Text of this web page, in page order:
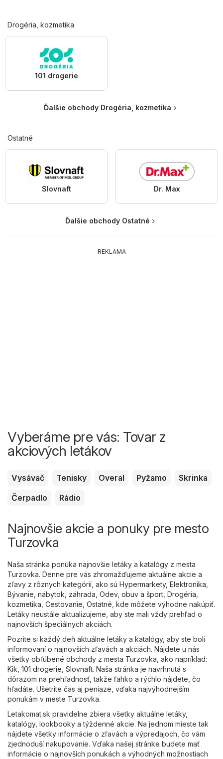
Drogéria, kozmetika
101 drogerie
Ďalšie obchody Drogéria, kozmetika
Ostatné
Slovnaft Dr. Max
Ďalšie obchody Ostatné
REKLAMA
Vyberáme pre vás: Tovar z
akciových letákov
Vysávač Tenisky Overal Pyžamo
Skrinka
Čerpadlo
Rádio
Najnovšie akcie a ponuky pre mesto
Turzovka
Naša stránka ponúka najnovšie letáky a katalógy z mesta
Turzovka. Denne pre vás zhromažďujeme aktuálne akcie a
zľavy z rôznych kategórií, ako sú Hypermarkety, Elektronika
Bývanie, nábytok, záhrada Odev, obuv a šport Drogéria,
kozmetika Cestovanie Ostatné , kde môžete výhodne nakúpiť.
Letáky neustále aktualizujeme, aby ste mali vždy prehľad o
najnovších špeciálnych akciách.
Pozrite si každý deň aktuálne letáky a katalógy, aby ste boli
informovaní o najnovších zľavách a akciách. Nájdete u nás
všetky obľúbené obchody z mesta Turzovka, ako napríklad:
Kik 101 drogerie Slovnaft. Naša stránka je navrhnutá s
dôrazom na prehľadnosť, takže ľahko a rýchlo nájdete, čo
hľadáte. Ušetrite čas aj peniaze, vďaka najvýhodnejším
ponukám v meste Turzovka.
Letakomat.sk pravidelne zbiera všetky aktuálne letáky,
katalógy, lookbooky a týždenné akcie. Na jednom mieste tak
nájdete všetky informácie o zľavách a výpredajoch, čo vám
zjednoduší nakupovanie. Vďaka našej stránke budete mať
informácie o najnovších ponukách a výhodných možnostiach